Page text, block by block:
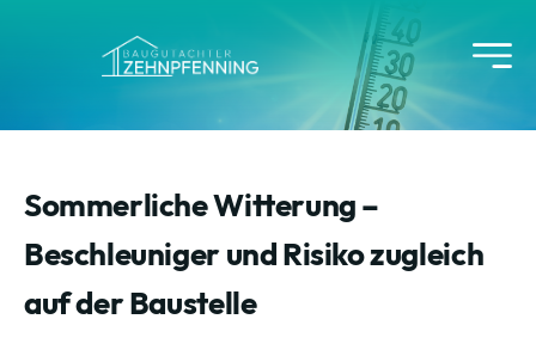
Sommerliche Witterung –
Beschleuniger und Risiko zugleich
auf der Baustelle